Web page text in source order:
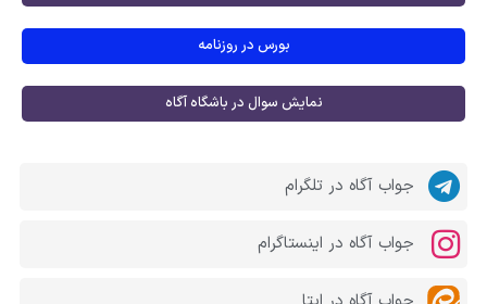
بورس در روزنامه
نمایش سوال در باشگاه آگاه
جواب آگاه در تلگرام
جواب آگاه در اینستاگرام